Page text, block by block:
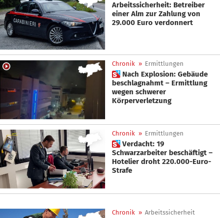
Arbeitssicherheit: Betreiber
einer Alm zur Zahlung von
29.000 Euro verdonnert
Chronik » Ermittlungen
 Nach Explosion: Gebäude
beschlagnahmt – Ermittlung
wegen schwerer
Körperverletzung
Chronik » Ermittlungen
 Verdacht: 19
Schwarzarbeiter beschäftigt –
Hotelier droht 220.000-Euro-
Strafe
Chronik » Arbeitssicherheit